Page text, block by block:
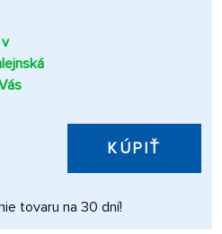
KÚPIŤ
tovaru na 30 dní!